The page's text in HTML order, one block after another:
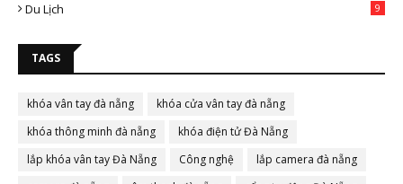
Du Lịch 9
TAGS
khóa vân tay đà nẵng
khóa cửa vân tay đà nẵng
khóa thông minh đà nẵng
khóa điện tử Đà Nẵng
lắp khóa vân tay Đà Nẵng
Công nghệ
lắp camera đà nẵng